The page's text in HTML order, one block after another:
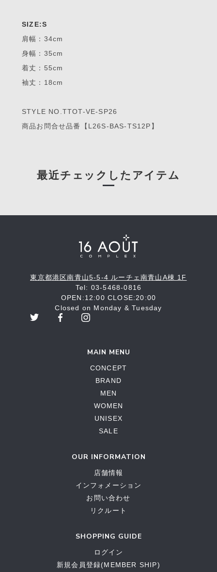
SIZE:S
肩幅：34cm
身幅：35cm
着丈：55cm
袖丈：18cm
STYLE NO.TTOT-VE-SP26
商品お問合せ品番【L26S-BAS-TS12P】
最近チェックしたアイテム
東京都港区南青山5-5-4 ルーチェ南青山A棟 1F
Tel: 03-5468-0816
OPEN:12:00 CLOSE:20:00
Closed on Monday & Tuesday
MAIN MENU
CONCEPT
BRAND
MEN
WOMEN
UNISEX
SALE
OUR INFORMATION
店舗情報
インフォメーション
お問い合わせ
リクルート
SHOPPING GUIDE
ログイン
新規会員登録(MEMBER SHIP)